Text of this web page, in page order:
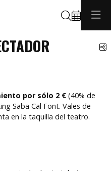
Buscar
por sólo 2 € (40% de
Saba Cal Font. Vales de
en la taquilla del teatro.